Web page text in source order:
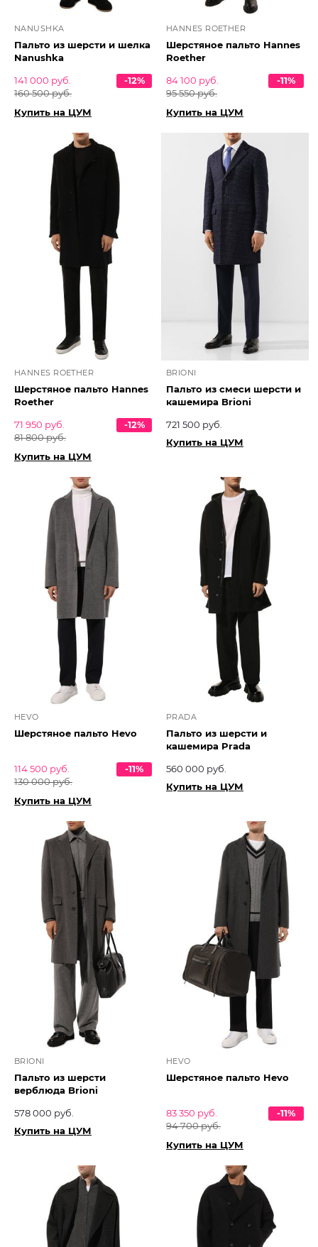
NANUSHKA
Пальто из шерсти и шелка
Nanushka
141 000 руб.
160 500 руб.
-12%
Купить на ЦУМ
HANNES ROETHER
Шерстяное пальто Hannes
Roether
84 100 руб.
95 550 руб.
-11%
Купить на ЦУМ
HANNES ROETHER
Шерстяное пальто Hannes
Roether
71 950 руб.
81 800 руб.
-12%
Купить на ЦУМ
BRIONI
Пальто из смеси шерсти и
кашемира Brioni
721 500 руб.
Купить на ЦУМ
HEVO
Шерстяное пальто Hevo
114 500 руб.
130 000 руб.
-11%
Купить на ЦУМ
PRADA
Пальто из шерсти и
кашемира Prada
560 000 руб.
Купить на ЦУМ
BRIONI
Пальто из шерсти
верблюда Brioni
578 000 руб.
Купить на ЦУМ
HEVO
Шерстяное пальто Hevo
83 350 руб.
94 700 руб.
-11%
Купить на ЦУМ